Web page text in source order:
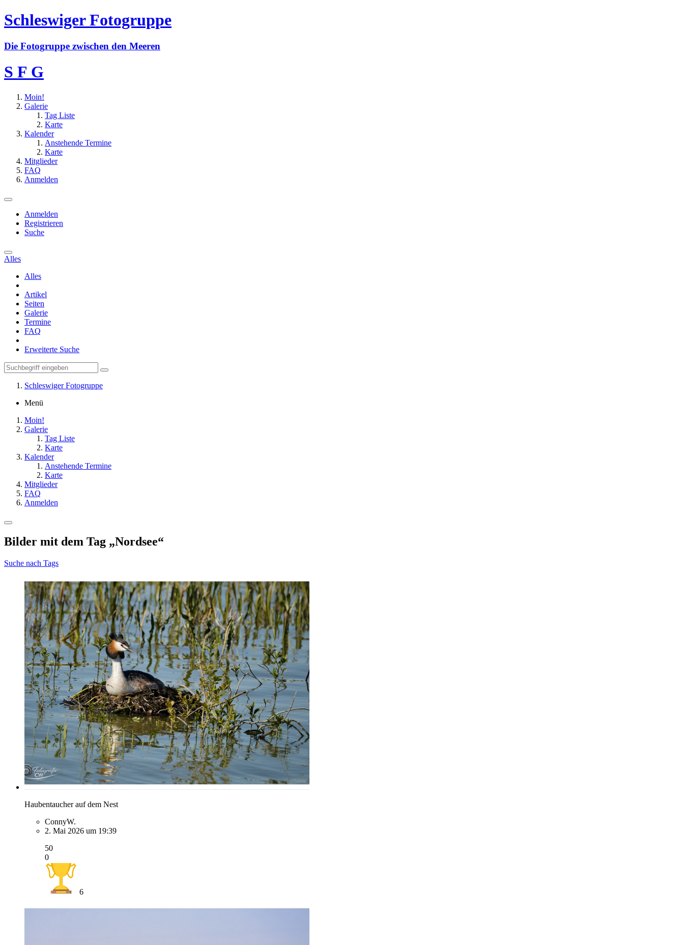
Schleswiger Fotogruppe
Die Fotogruppe zwischen den Meeren
S F G
Moin!
Galerie
Tag Liste
Karte
Kalender
Anstehende Termine
Karte
Mitglieder
FAQ
Anmelden
Anmelden
Registrieren
Suche
Alles
Alles
Artikel
Seiten
Galerie
Termine
FAQ
Erweiterte Suche
Schleswiger Fotogruppe
Menü
Moin!
Galerie
Tag Liste
Karte
Kalender
Anstehende Termine
Karte
Mitglieder
FAQ
Anmelden
Bilder mit dem Tag „Nordsee“
Suche nach Tags
Haubentaucher auf dem Nest
ConnyW.
2. Mai 2026 um 19:39
50
0
6